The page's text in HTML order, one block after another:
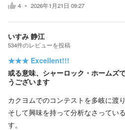
4 2026年1月21日 09:27
いすみ 静江
534件のレビューを投稿
★★★ Excellent!!!
或る意味、シャーロック・ホームズ
うございます
カクヨムでのコンテストを多岐に渡
そして興味を持って分析なさってい
す。